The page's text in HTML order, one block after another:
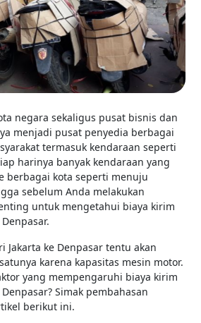
negara sekaligus pusat bisnis dan
menjadi pusat penyedia berbagai
termasuk kendaraan seperti
harinya banyak kendaraan yang
berbagai kota seperti menuju
sebelum Anda melakukan
untuk mengetahui biaya kirim
Jakarta ke Denpasar tentu akan
karena kapasitas mesin motor.
yang mempengaruhi biaya kirim
Simak pembahasan
berikut ini.